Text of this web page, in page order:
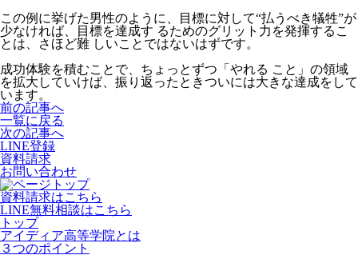
この例に挙げた男性のように、目標に対して“払うべき犠牲”が
少なければ、目標を達成す るためのグリット力を発揮するこ
とは、さほど難 しいことではないはずです。
成功体験を積むことで、ちょっとずつ「やれる こと」の領域
を拡大していけば、振り返ったときついには大きな達成をして
います。
前の記事へ
一覧に戻る
次の記事へ
LINE登録
資料請求
お問い合わせ
資料請求はこちら
LINE無料相談はこちら
トップ
アイディア高等学院とは
３つのポイント